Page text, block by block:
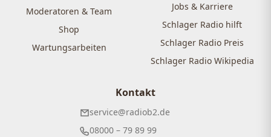
Moderatoren & Team
Shop
Wartungsarbeiten
Jobs & Karriere
Schlager Radio hilft
Schlager Radio Preis
Schlager Radio Wikipedia
Kontakt
service@radiob2.de
08000 – 79 89 99